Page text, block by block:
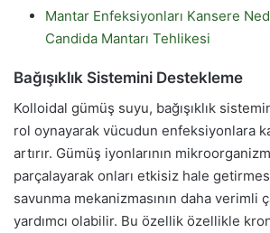
Mantar Enfeksiyonları Kansere
Candida Mantarı Tehlikesi
Bağışıklık Sistemini Destekleme
Kolloidal gümüş suyu, bağışıklık
rol oynayarak vücudun enfeksiyonlara
artırır. Gümüş iyonlarının
parçalayarak onları etkisiz hale
savunma mekanizmasının daha verimli
yardımcı olabilir. Bu özellik özellikle